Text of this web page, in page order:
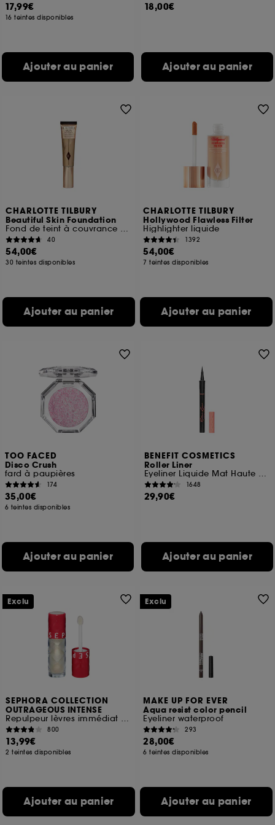
17,99€
16 teintes disponibles
Ajouter au panier
18,00€
Ajouter au panier
CHARLOTTE TILBURY
Beautiful Skin Foundation
Fond de teint à couvrance modulable et longue tenue
40
54,00€
30 teintes disponibles
Ajouter au panier
CHARLOTTE TILBURY
Hollywood Flawless Filter
Highlighter liquide
1392
54,00€
7 teintes disponibles
Ajouter au panier
TOO FACED
Disco Crush
fard à paupières
174
35,00€
6 teintes disponibles
Ajouter au panier
BENEFIT COSMETICS
Roller Liner
Eyeliner Liquide Mat Haute Precision
1648
29,90€
Ajouter au panier
SEPHORA COLLECTION
OUTRAGEOUS INTENSE
Repulpeur lèvres immédiat & long terme, Hydratation 12H
800
13,99€
2 teintes disponibles
Ajouter au panier
Exclu
MAKE UP FOR EVER
Aqua resist color pencil
Eyeliner waterproof
293
28,00€
6 teintes disponibles
Ajouter au panier
Exclu